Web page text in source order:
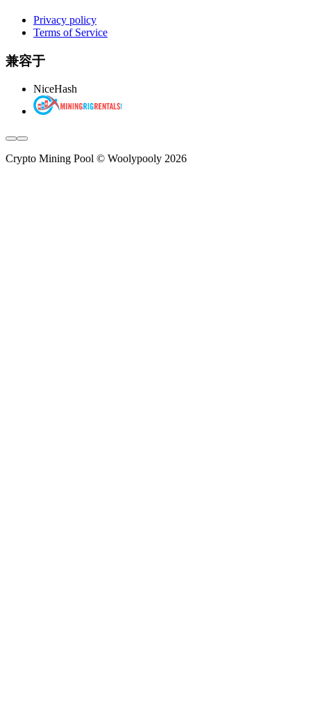
Privacy policy
Terms of Service
兼容于
NiceHash
Crypto Mining Pool © Woolypooly 2026